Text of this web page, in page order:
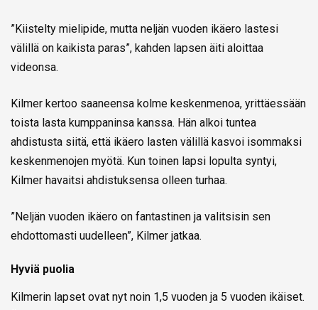
”Kiistelty mielipide, mutta neljän vuoden ikäero lastesi
välillä on kaikista paras”, kahden lapsen äiti aloittaa
videonsa.
Kilmer kertoo saaneensa kolme keskenmenoa, yrittäessään
toista lasta kumppaninsa kanssa. Hän alkoi tuntea
ahdistusta siitä, että ikäero lasten välillä kasvoi isommaksi
keskenmenojen myötä. Kun toinen lapsi lopulta syntyi,
Kilmer havaitsi ahdistuksensa olleen turhaa.
”Neljän vuoden ikäero on fantastinen ja valitsisin sen
ehdottomasti uudelleen”, Kilmer jatkaa.
Hyviä puolia
Kilmerin lapset ovat nyt noin 1,5 vuoden ja 5 vuoden ikäiset.